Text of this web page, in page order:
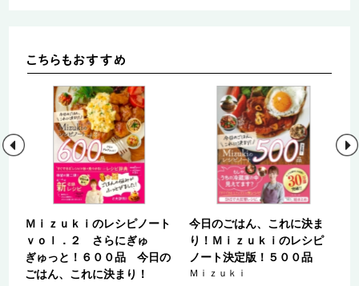
Ｍｉｚｕｋｉのレシピノート
ｖｏｌ．２ さらにぎゅ
ぎゅっと！６００品 今日の
ごはん、これに決まり！
今日のごはん、これに決ま
り！Ｍｉｚｕｋｉのレシピ
ノート決定版！５００品
Ｍｉｚｕｋｉ